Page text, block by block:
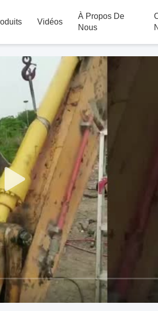
Vidéos
À Propos De
Nous